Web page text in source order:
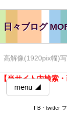
日々ブログ
高解像(1920pix幅)
【当サイト内検索
menu ◢
FB・twitter